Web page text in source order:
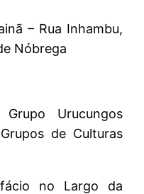
– Rua Inhambu,
Nóbrega
Urucungos
de Culturas
no Largo da